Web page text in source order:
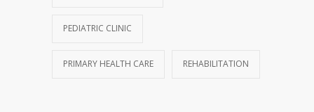
PEDIATRIC CLINIC
PRIMARY HEALTH CARE REHABILITATION